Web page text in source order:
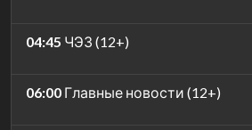
04:45 ЧЭЗ (12+)
06:00 Главные новости (12+)